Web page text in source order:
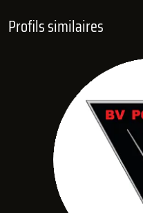
Profils similaires